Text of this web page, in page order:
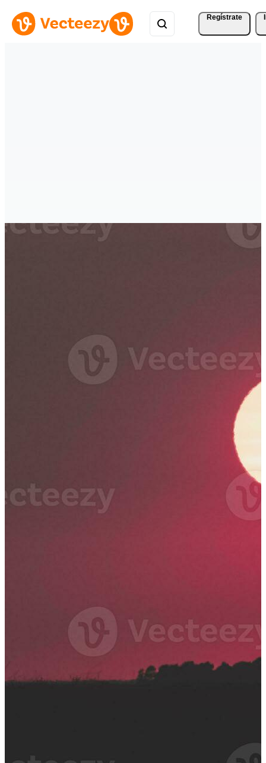
Regístrate